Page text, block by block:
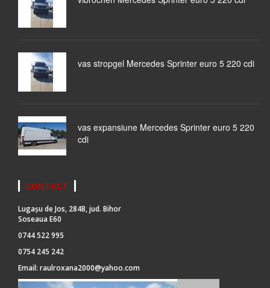
vas stropgel Mercedes Sprinter euro 5 220 cdi
vas expansiune Mercedes Sprinter euro 5 220
cdi
CONTACT
Lugașu de Jos, 284B, jud. Bihor
Soseaua E60
0744 522 995
0754 245 242
Email: raulroxana2000@yahoo.com